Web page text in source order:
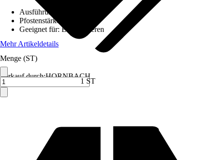
Verkauf durch:HORNBACH
Ausführung
Pfostenstärke
Geeignet für:Einbetonieren
Mehr Artikeldetails
Menge (ST)
1 ST